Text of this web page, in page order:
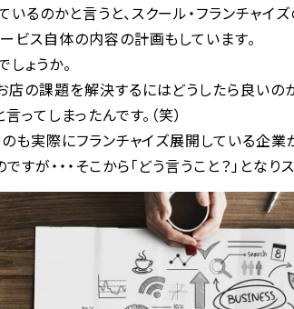
るのかと言うと、スクール・フランチャイ
ビス自体の内容の計画もしています。
ょうか。
の課題を解決するにはどうしたら良いのか
ってしまったんです。（笑）
のも実際にフランチャイズ展開している企
が・・・そこから「どう言うこと？」となり